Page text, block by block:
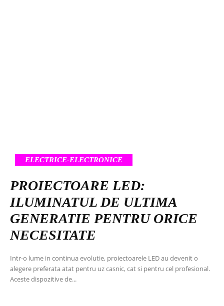
ELECTRICE-ELECTRONICE
PROIECTOARE LED:
ILUMINATUL DE ULTIMA
GENERATIE PENTRU ORICE
NECESITATE
Intr-o lume in continua evolutie, proiectoarele LED au devenit o
alegere preferata atat pentru uz casnic, cat si pentru cel profesional.
Aceste dispozitive de...